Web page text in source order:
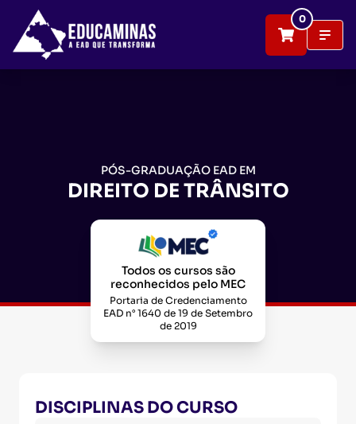
0
PÓS-GRADUAÇÃO EAD EM
DIREITO DE TRÂNSITO
Todos os cursos são
reconhecidos pelo MEC
Portaria de Credenciamento
EAD n° 1640 de 19 de Setembro
de 2019
DISCIPLINAS DO CURSO